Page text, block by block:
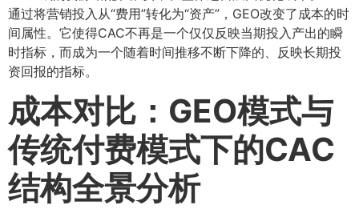
通过将营销投入从“费用”转化为“资产”，GEO改变了成本的时
间属性。它使得CAC不再是一个仅仅反映当期投入产出的瞬
时指标，而成为一个随着时间推移不断下降的、反映长期投
资回报的指标。
成本对比：GEO模式与
传统付费模式下的CAC
结构全景分析